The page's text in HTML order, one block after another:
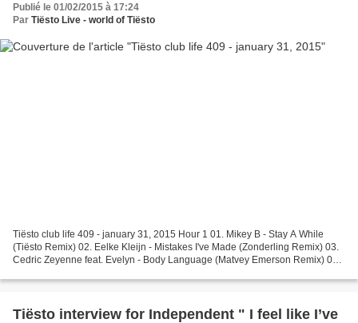
Publié le 01/02/2015 à 17:24
Par Tiësto Live - world of Tiësto
Tiësto club life 409 - january 31, 2015 Hour 1 01. Mikey B - Stay A While
(Tiësto Remix) 02. Eelke Kleijn - Mistakes I've Made (Zonderling Remix) 03.
Cedric Zeyenne feat. Evelyn - Body Language (Matvey Emerson Remix) 04.
Tiësto interview for Independent " I feel like I’ve